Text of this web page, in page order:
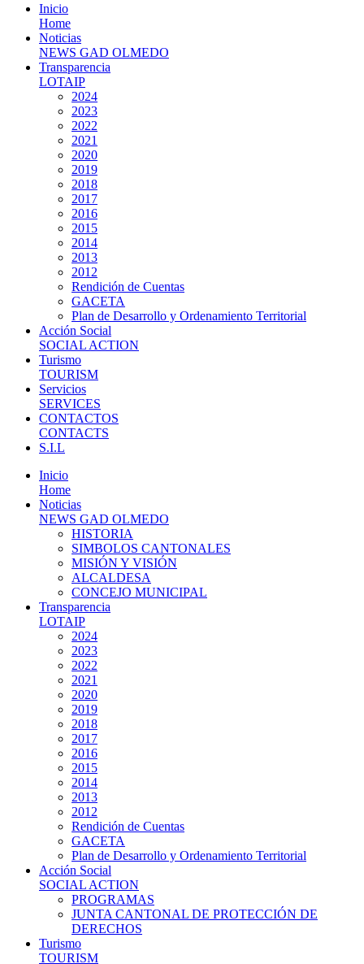
Inicio
Home
Noticias
NEWS GAD OLMEDO
Transparencia
LOTAIP
2024
2023
2022
2021
2020
2019
2018
2017
2016
2015
2014
2013
2012
Rendición de Cuentas
GACETA
Plan de Desarrollo y Ordenamiento Territorial
Acción Social
SOCIAL ACTION
Turismo
TOURISM
Servicios
SERVICES
CONTACTOS
CONTACTS
S.I.L
Inicio
Home
Noticias
NEWS GAD OLMEDO
HISTORIA
SIMBOLOS CANTONALES
MISIÓN Y VISIÓN
ALCALDESA
CONCEJO MUNICIPAL
Transparencia
LOTAIP
2024
2023
2022
2021
2020
2019
2018
2017
2016
2015
2014
2013
2012
Rendición de Cuentas
GACETA
Plan de Desarrollo y Ordenamiento Territorial
Acción Social
SOCIAL ACTION
PROGRAMAS
JUNTA CANTONAL DE PROTECCIÓN DE
DERECHOS
Turismo
TOURISM